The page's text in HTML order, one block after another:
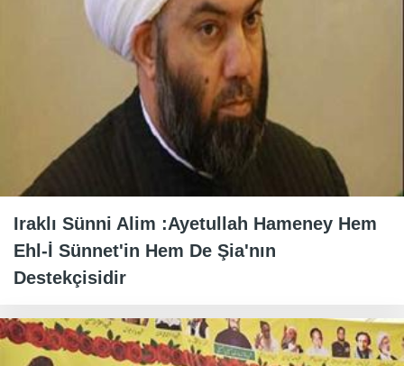
Iraklı Sünni Alim :Ayetullah Hameney Hem
Ehl-İ Sünnet'in Hem De Şia'nın
Destekçisidir